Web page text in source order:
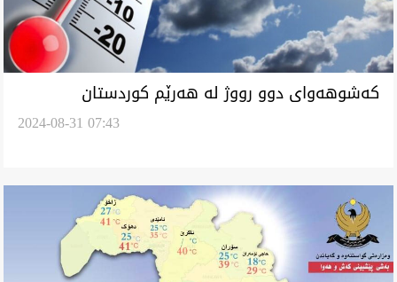
کەشوهەوای دوو رووژ لە هەرێم کوردستان
2024-08-31 07:43